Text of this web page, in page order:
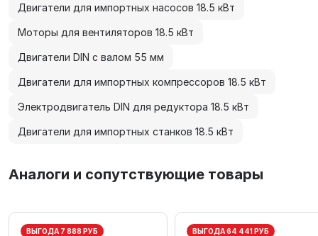
Двигатели для импортных насосов 18.5 кВт
Моторы для вентиляторов 18.5 кВт
Двигатели DIN с валом 55 мм
Двигатели для импортных компрессоров 18.5 кВт
Электродвигатель DIN для редуктора 18.5 кВт
Двигатели для импортных станков 18.5 кВт
Аналоги и сопутствующие товары
ВЫГОДА 7 888 РУБ ВЫГОДА 64 441 РУБ